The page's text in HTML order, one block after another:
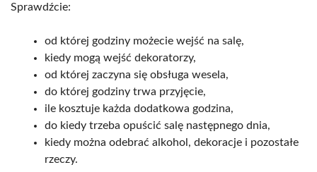
Sprawdźcie:
od której godziny możecie wejść na salę,
kiedy mogą wejść dekoratorzy,
od której zaczyna się obsługa wesela,
do której godziny trwa przyjęcie,
ile kosztuje każda dodatkowa godzina,
do kiedy trzeba opuścić salę następnego dnia,
kiedy można odebrać alkohol, dekoracje i pozostałe
rzeczy.